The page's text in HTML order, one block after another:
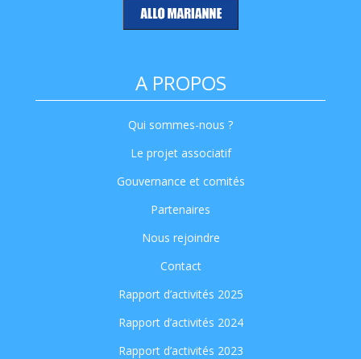
A PROPOS
Qui sommes-nous ?
Le projet associatif
Gouvernance et comités
Partenaires
Nous rejoindre
Contact
Rapport d’activités 2025
Rapport d’activités 2024
Rapport d’activités 2023